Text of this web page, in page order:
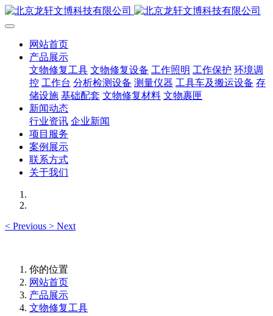
网站首页
产品展示
文物修复工具 文物修复设备 工作照明 工作保护 环境调
控 工作台 分析检测设备 测量仪器 工具车及搬运设备 存
储设施 基础配套 文物修复材料 文物裹匣
新闻动态
行业资讯 企业新闻
项目服务
案例展示
联系方式
关于我们
< Previous > Next
你的位置
网站首页
产品展示
文物修复工具